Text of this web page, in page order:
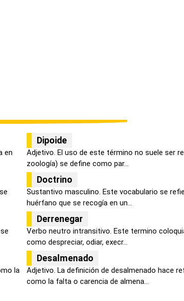
en
Dipoide
Adjetivo. El uso de este término no suele ser
zoología) se define como par...
Doctrino
Sustantivo masculino. Este vocabulario se
huérfano que se recogía en un...
Derrenegar
Verbo neutro intransitivo. Este termino
como despreciar, odiar, execr...
la
Desalmenado
Adjetivo. La definición de desalmenado hace
como la falta o carencia de almena...